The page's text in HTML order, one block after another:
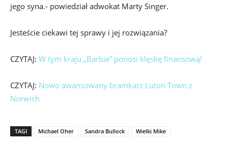
jego syna.- powiedział adwokat Marty Singer.
Jesteście ciekawi tej sprawy i jej rozwiązania?
CZYTAJ: W tym kraju „Barbie” ponosi klęskę finansową!
CZYTAJ: Nowo awansowany bramkarz Luton Town z
Norwich
TAGI Michael Oher Sandra Bullock Wielki Mike